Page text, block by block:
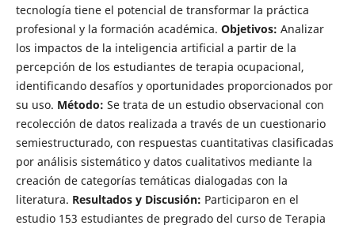
tecnología tiene el potencial de transformar la práctica
profesional y la formación académica. Objetivos: Analizar
los impactos de la inteligencia artificial a partir de la
percepción de los estudiantes de terapia ocupacional,
identificando desafíos y oportunidades proporcionados por
su uso. Método: Se trata de un estudio observacional con
recolección de datos realizada a través de un cuestionario
semiestructurado, con respuestas cuantitativas clasificadas
por análisis sistemático y datos cualitativos mediante la
creación de categorías temáticas dialogadas con la
literatura. Resultados y Discusión: Participaron en el
estudio 153 estudiantes de pregrado del curso de Terapia